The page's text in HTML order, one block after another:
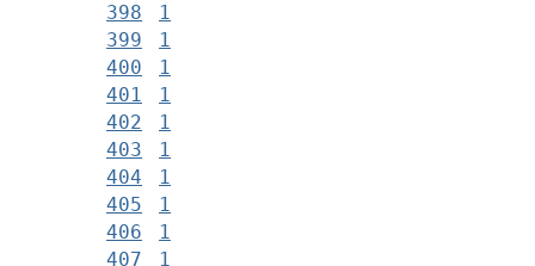
398
1
399
1
400
1
401
1
402
1
403
1
404
1
405
1
406
1
407
1